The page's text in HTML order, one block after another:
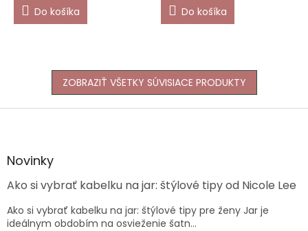
Do košíka Do košíka
ZOBRAZIŤ VŠETKY SÚVISIACE PRODUKTY
Z
äNovinky
Ako si vybrať kabelku na jar: štýlové tipy od Nicole Lee
Ako si vybrať kabelku na jar: štýlové tipy pre ženy Jar je
ideálnym obdobím na osvieženie šatn...